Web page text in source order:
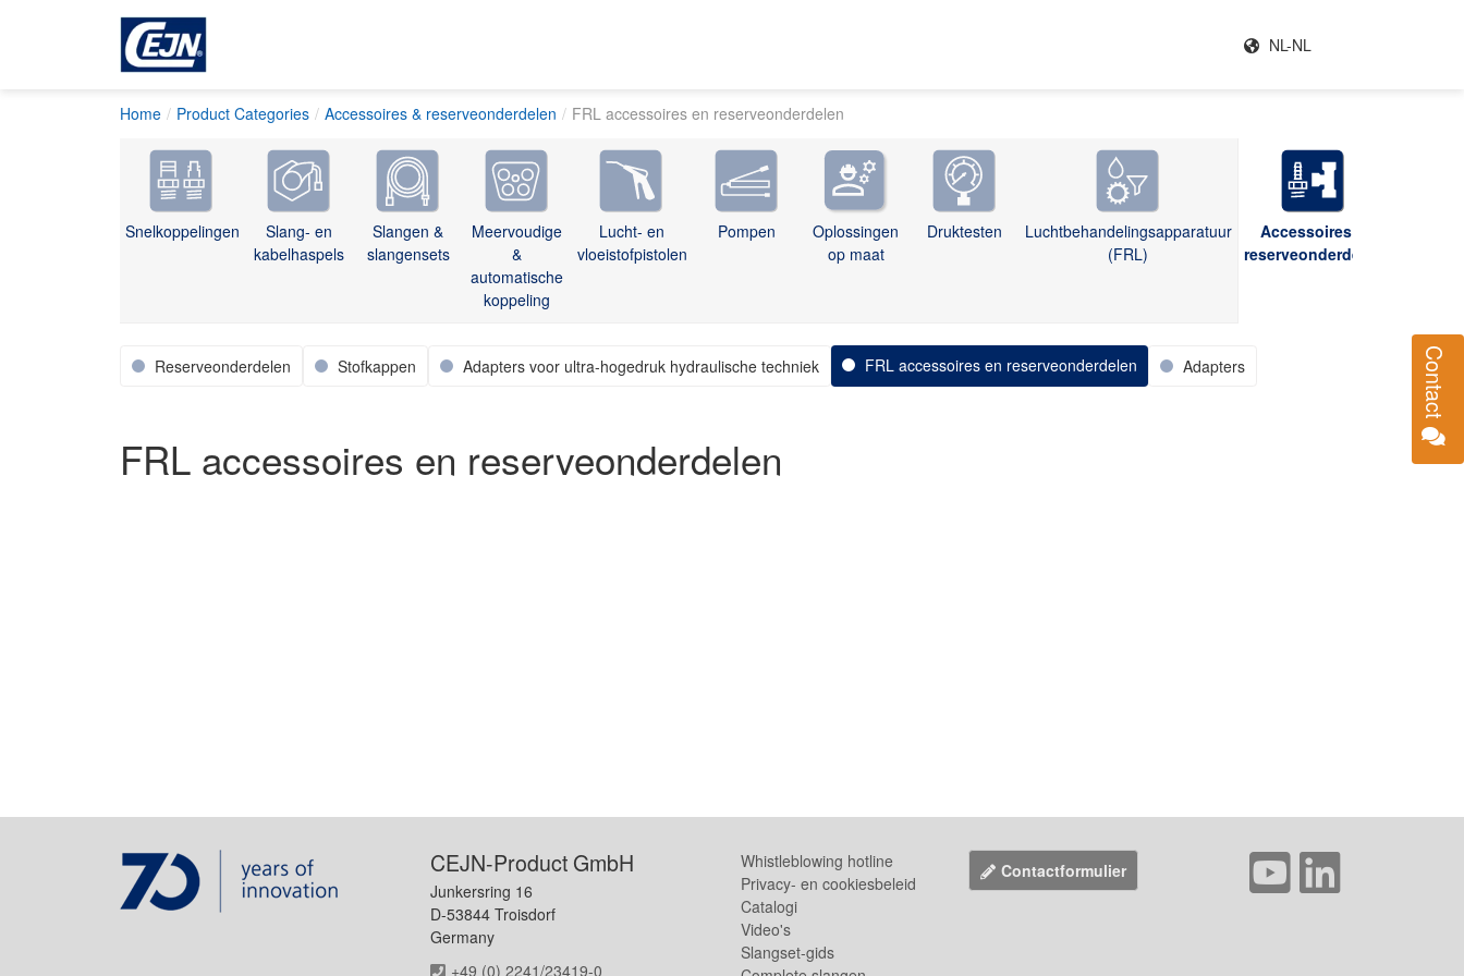
NL-NL
Contact
Home Product Categories Accessoires & reserveonderdelen FRL accessoires en reserveonderdelen
Snelkoppelingen
Slang- en
kabelhaspels
Slangen &
slangensets
Meervoudige
&
automatische
koppeling
Lucht- en
vloeistofpistolen
Pompen
Oplossingen
op maat
Druktesten
Luchtbehandelingsapparatuur
(FRL)
Accessoires &
reserveonderdelen
Reserveonderdelen Stofkappen Adapters voor ultra-hogedruk hydraulische techniek FRL accessoires en reserveonderdelen Adapters
FRL accessoires en reserveonderdelen
CEJN-Product GmbH
Junkersring 16
D-53844 Troisdorf
Germany
+49 (0) 2241/23419-0
Whistleblowing hotline
Privacy- en cookiesbeleid
Catalogi
Video's
Slangset-gids
Contactformulier